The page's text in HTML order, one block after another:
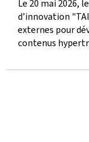
publication
Le 20 mai 2026,
d’innovation
externes pour
contenus